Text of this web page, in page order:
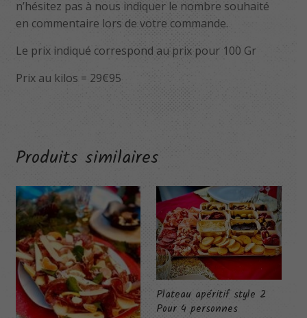
n’hésitez pas à nous indiquer le nombre souhaité
en commentaire lors de votre commande.
Le prix indiqué correspond au prix pour 100 Gr
Prix au kilos = 29€95
Produits similaires
Plateau apéritif style 2
Pour 4 personnes